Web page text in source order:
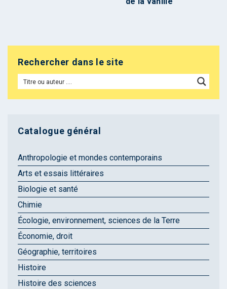
Rechercher dans le site
Catalogue général
Anthropologie et mondes contemporains
Arts et essais littéraires
Biologie et santé
Chimie
Écologie, environnement, sciences de la Terre
Économie, droit
Géographie, territoires
Histoire
Histoire des sciences